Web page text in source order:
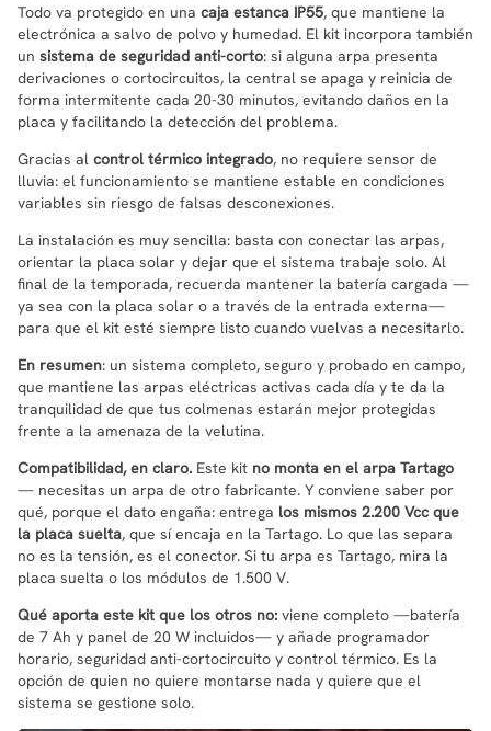
Todo va protegido en una caja estanca IP55, que mantiene la
electrónica a salvo de polvo y humedad. El kit incorpora también
un sistema de seguridad anti-corto: si alguna arpa presenta
derivaciones o cortocircuitos, la central se apaga y reinicia de
forma intermitente cada 20-30 minutos, evitando daños en la
placa y facilitando la detección del problema.
Gracias al control térmico integrado, no requiere sensor de
lluvia: el funcionamiento se mantiene estable en condiciones
variables sin riesgo de falsas desconexiones.
La instalación es muy sencilla: basta con conectar las arpas,
orientar la placa solar y dejar que el sistema trabaje solo. Al
final de la temporada, recuerda mantener la batería cargada —
ya sea con la placa solar o a través de la entrada externa—
para que el kit esté siempre listo cuando vuelvas a necesitarlo.
En resumen: un sistema completo, seguro y probado en campo,
que mantiene las arpas eléctricas activas cada día y te da la
tranquilidad de que tus colmenas estarán mejor protegidas
frente a la amenaza de la velutina.
Compatibilidad, en claro. Este kit no monta en el arpa Tartago
— necesitas un arpa de otro fabricante. Y conviene saber por
qué, porque el dato engaña: entrega los mismos 2.200 Vcc que
la placa suelta, que sí encaja en la Tartago. Lo que las separa
no es la tensión, es el conector. Si tu arpa es Tartago, mira la
placa suelta o los módulos de 1.500 V.
Qué aporta este kit que los otros no: viene completo —batería
de 7 Ah y panel de 20 W incluidos— y añade programador
horario, seguridad anti-cortocircuito y control térmico. Es la
opción de quien no quiere montarse nada y quiere que el
sistema se gestione solo.